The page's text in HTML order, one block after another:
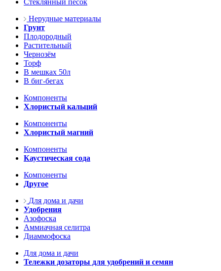
Стеклянный песок
Нерудные материалы
Грунт
Плодородный
Растительный
Чернозём
Торф
В мешках 50л
В биг-бегах
Компоненты
Хлористый кальций
Компоненты
Хлористый магний
Компоненты
Каустическая сода
Компоненты
Другое
Для дома и дачи
Удобрения
Азофоска
Аммиачная селитра
Диаммофоска
Для дома и дачи
Тележки дозаторы для удобрений и семян